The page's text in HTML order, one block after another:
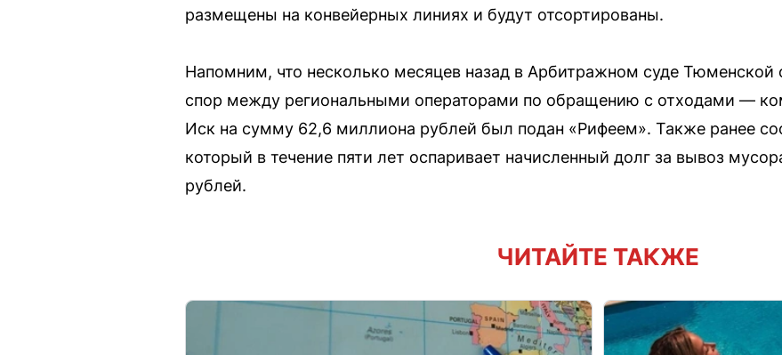
размещены на конвейерных линиях и будут отсортированы.
Напомним, что несколько месяцев назад в Арбитражном суде Тюменской
спор между региональными операторами по обращению с отходами —
Иск на сумму 62,6 миллиона рублей был подан «Рифеем». Также ранее
который в течение пяти лет оспаривает начисленный долг за вывоз
рублей.
ЧИТАЙТЕ ТАКЖЕ